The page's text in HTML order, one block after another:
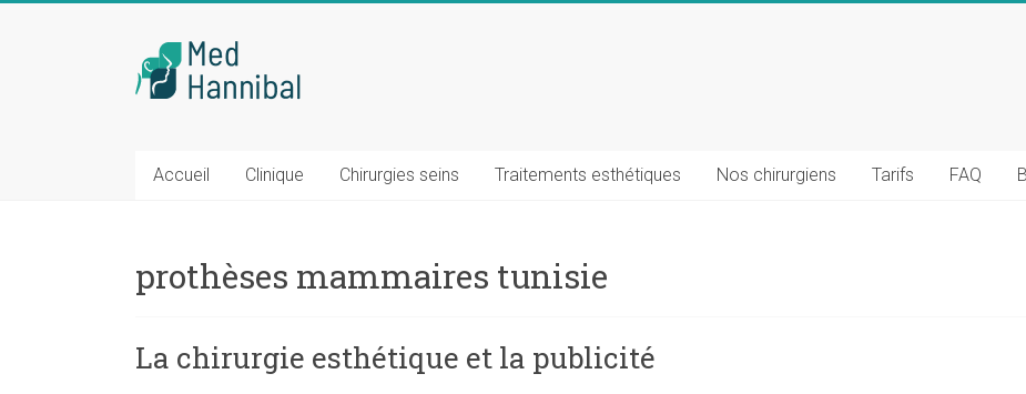
Chirurgie
mammaire
Tunisie
(0)1
84
400
Accueil Clinique Chirurgies seins Traitements esthétiques Nos chirurgiens Tarifs FAQ
prothèses mammaires tunisie
La chirurgie esthétique et la publicité